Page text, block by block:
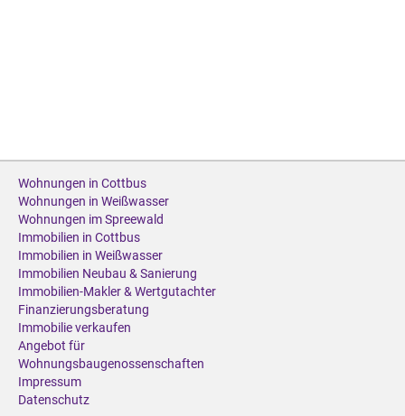
Wohnungen in Cottbus
Wohnungen in Weißwasser
Wohnungen im Spreewald
Immobilien in Cottbus
Immobilien in Weißwasser
Immobilien Neubau & Sanierung
Immobilien-Makler & Wertgutachter
Finanzierungsberatung
Immobilie verkaufen
Angebot für
Wohnungsbaugenossenschaften
Impressum
Datenschutz